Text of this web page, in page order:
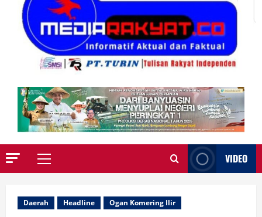
Primary
VIDEO
Daerah Headline Ogan Komering Ilir